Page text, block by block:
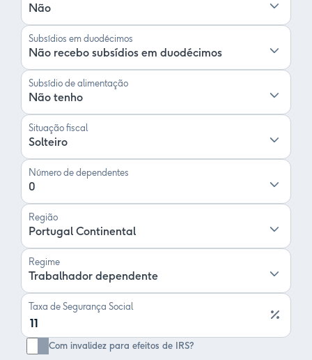
Não
Subsídios em duodécimos
Não recebo subsídios em duodécimos
Subsídio de alimentação
Não tenho
Situação fiscal
Solteiro
Número de dependentes
0
Região
Portugal Continental
Regime
Trabalhador dependente
Taxa de Segurança Social
Com invalidez para efeitos de IRS?